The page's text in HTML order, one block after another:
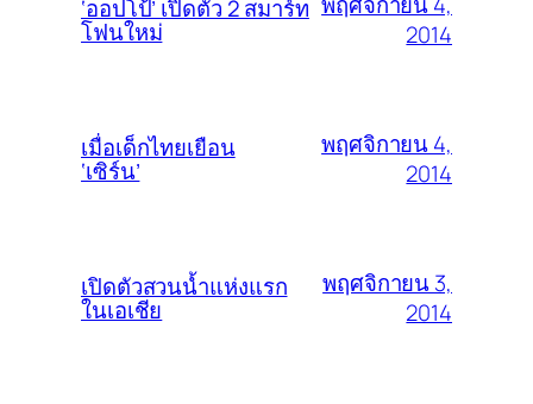
‘ออปโป้’ เปิดตัว 2 สมาร์ท
โฟนใหม่
2014
เมื่อเด็กไทยเยือน
‘เซิร์น’
พฤศจิกายน 4,
2014
เปิดตัวสวนน้ำแห่งแรก
ในเอเชีย
พฤศจิกายน 3,
2014